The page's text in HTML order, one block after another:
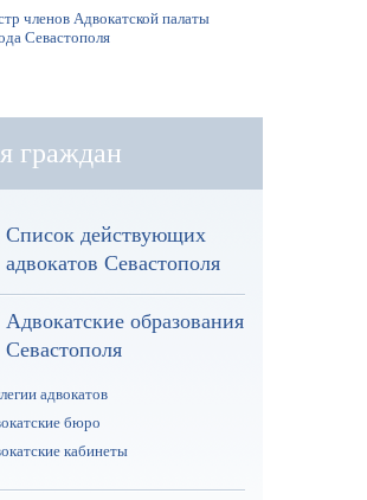
членов Адвокатской палаты
Севастополя
граждан
Список действующих
адвокатов Севастополя
Адвокатские образования
Севастополя
адвокатов
бюро
кабинеты